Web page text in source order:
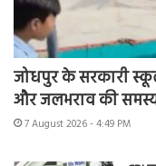
जोधपुर के सरकारी
और जलभराव की
7 August 2026 - 4:49 PM